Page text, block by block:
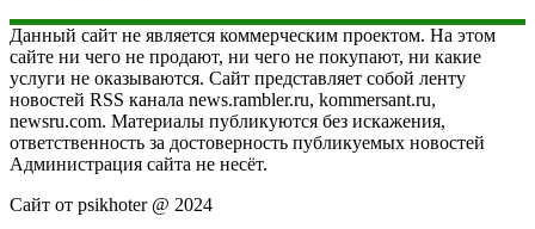
Данный сайт не является коммерческим проектом. На этом
сайте ни чего не продают, ни чего не покупают, ни какие
услуги не оказываются. Сайт представляет собой ленту
новостей RSS канала news.rambler.ru, kommersant.ru,
newsru.com. Материалы публикуются без искажения,
ответственность за достоверность публикуемых новостей
Администрация сайта не несёт.
Сайт от psikhoter @ 2024